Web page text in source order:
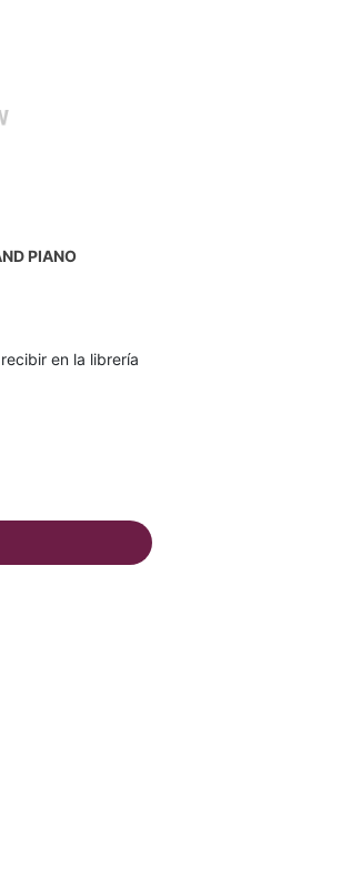
PIANO
en la librería